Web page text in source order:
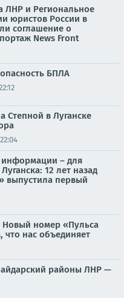
ЛНР и Региональное
юристов России в
соглашение о
News Front
БПЛА
Степной в Луганске
информации – для
12 лет назад
выпустила первый
номер «Пульса
нас объединяет
районы ЛНР —